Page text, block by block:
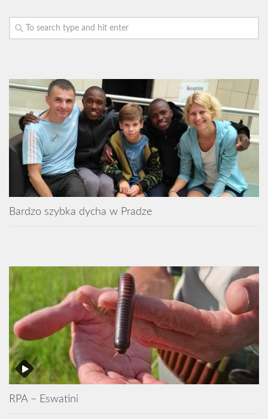
Bardzo szybka dycha w Pradze
RPA – Eswatini